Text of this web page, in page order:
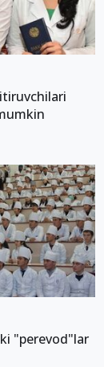
"perevod"lar